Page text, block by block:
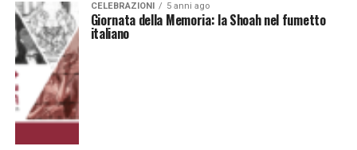
CELEBRAZIONI 5 anni ago
Giornata della Memoria: la Shoah nel fumetto
italiano